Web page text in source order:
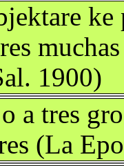
ke
1900)
a tres
(La